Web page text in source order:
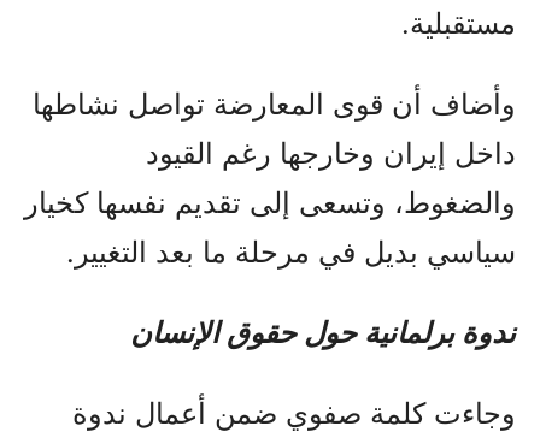
مستقبلية.
وأضاف أن قوى المعارضة تواصل نشاطها
داخل إيران وخارجها رغم القيود
والضغوط، وتسعى إلى تقديم نفسها كخيار
سياسي بديل في مرحلة ما بعد التغيير.
ندوة برلمانية حول حقوق الإنسان
وجاءت كلمة صفوي ضمن أعمال ندوة